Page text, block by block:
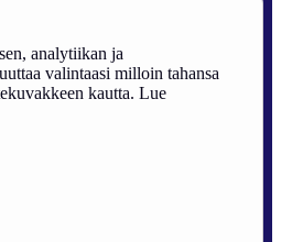
analytiikan ja
valintaasi milloin tahansa
kautta. Lue